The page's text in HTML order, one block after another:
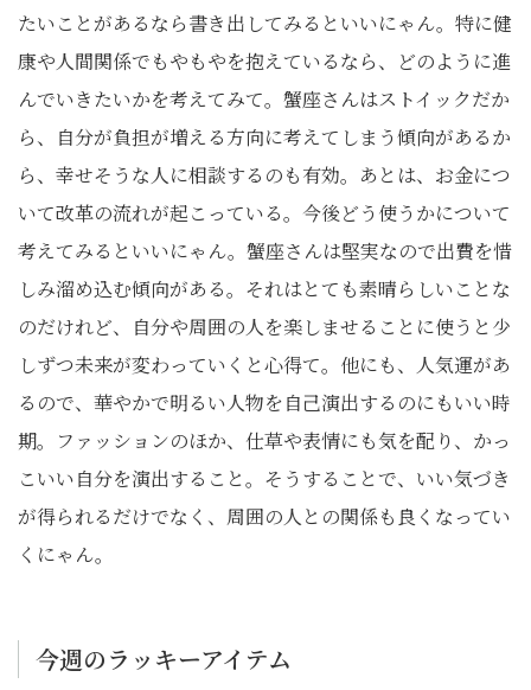
たいことがあるなら書き出してみるといいにゃん。特に健
康や人間関係でもやもやを抱えているなら、どのように進
んでいきたいかを考えてみて。蟹座さんはストイックだか
ら、自分が負担が増える方向に考えてしまう傾向があるか
ら、幸せそうな人に相談するのも有効。あとは、お金につ
いて改革の流れが起こっている。今後どう使うかについて
考えてみるといいにゃん。蟹座さんは堅実なので出費を惜
しみ溜め込む傾向がある。それはとても素晴らしいことな
のだけれど、自分や周囲の人を楽しませることに使うと少
しずつ未来が変わっていくと心得て。他にも、人気運があ
るので、華やかで明るい人物を自己演出するのにもいい時
期。ファッションのほか、仕草や表情にも気を配り、かっ
こいい自分を演出すること。そうすることで、いい気づき
が得られるだけでなく、周囲の人との関係も良くなってい
くにゃん。
今週のラッキーアイテム